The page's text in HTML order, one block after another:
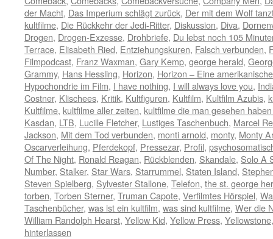
der Macht, Das Imperium schlägt zurück, Der mit dem Wolf
kultfilme, Die Rückkehr der Jedi-Ritter, Diskussion, Diva,
Drogen, Drogen-Exzesse, Drohbriefe, Du lebst noch 105
Terrace, Elisabeth Ried, Entziehungskuren, Falsch verbunden,
Filmpodcast, Franz Waxman, Gary Kemp, george herald,
Grammy, Hans Hessling, Horizon, Horizon – Eine
Hypochondrie im Film, I have nothing, I will always love you,
Costner, Klischees, Kritik, Kultfiguren, Kultfilm, Kultfilm Azubis,
Kultfilme, kultfilme aller zeiten, kultfilme die man gesehen
Kasdan, LTB, Lucille Fletcher, Lustiges Taschenbuch, Marcel
Jackson, Mit dem Tod verbunden, monti arnold, monty, Monty
Oscarverleihung, Pferdekopf, Pressezar, Profil,
Of The Night, Ronald Reagan, Rückblenden, Skandale, Solo A
Number, Stalker, Star Wars, Starrummel, Staten Island,
Steven Spielberg, Sylvester Stallone, Telefon, the st. george
torben, Torben Sterner, Truman Capote, Verfilmtes Hörspiel,
Taschenbücher, was ist ein kultfilm, was sind kultfilme, Wer die
William Randolph Hearst, Yellow Kid, Yellow Press, Yellowstone
hinterlassen